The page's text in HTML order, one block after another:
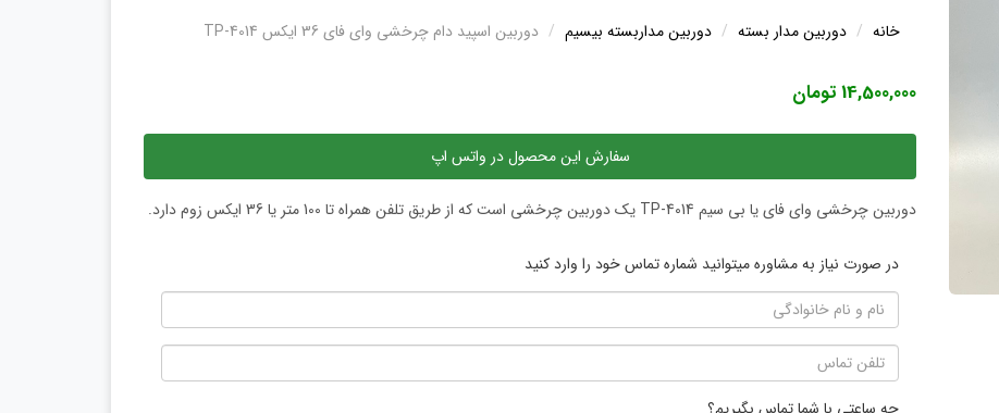
خانه دوربین مدار بسته دوربین مداربسته بیسیم دوربین اسپید دام چرخشی وای فای 36 ایکس TP-4014
14,500,000 تومان
سفارش این محصول در واتس اپ
دوربین چرخشی وای فای یا بی سیم TP-4014 یک دوربین چرخشی است که از طریق تلفن همراه تا 100 متر یا 36 ایکس زوم دارد.
در صورت نیاز به مشاوره میتوانید شماره تماس خود را وارد کنید